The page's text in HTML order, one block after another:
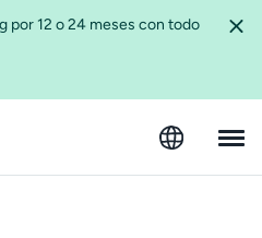
por 12 o 24 meses con todo